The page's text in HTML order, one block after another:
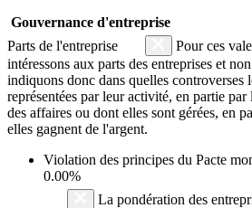
Gouvernance d'entreprise
Parts de l'entreprise
Pour ces
intéressons aux parts des entreprises et
indiquons donc dans quelles controverses
représentées par leur activité, en partie
des affaires ou dont elles sont gérées, en
elles gagnent de l'argent.
Violation des principes du Pacte
0.00%
La pondération des